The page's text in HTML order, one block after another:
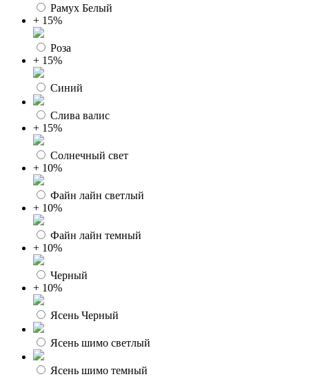
Рамух Белый
+ 15%
Роза
+ 15%
Синий
Слива валис
+ 15%
Солнечный свет
+ 10%
Файн лайн светлый
+ 10%
Файн лайн темный
+ 10%
Черный
+ 10%
Ясень Черный
Ясень шимо светлый
Ясень шимо темный